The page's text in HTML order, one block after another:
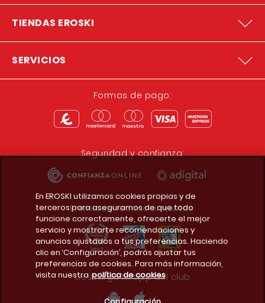
TIENDAS EROSKI
SERVICIOS
Formas de pago:
Seguridad y confianza:
Premios y reconocimientos:
Descarga la app del club
En EROSKI utilizamos cookies propias y de
terceros para asegurarnos de que todo
funcione correctamente, ofrecerte el mejor
servicio y mostrarte recomendaciones y
anuncios ajustados a tus preferencias. Haciendo
clic en ‘Configuración’, podrás ajustar tus
preferencias de cookies. Para más información,
visita nuestra política de cookies